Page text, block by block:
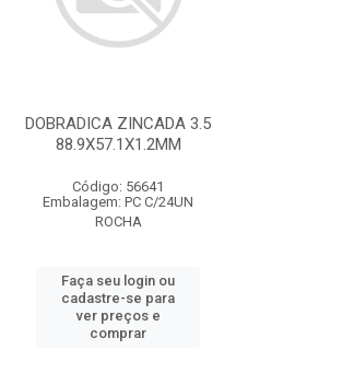
DOBRADICA ZINCADA 3.5
88.9X57.1X1.2MM
Código: 56641
Embalagem: PC C/24UN
ROCHA
Faça seu login ou
cadastre-se para
ver preços e
comprar